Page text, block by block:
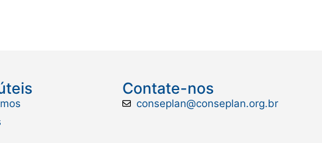
Contate-nos
conseplan@conseplan.org.br